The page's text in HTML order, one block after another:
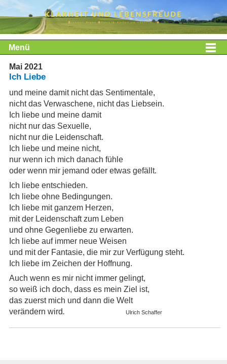
Menü
Mai 2021
Ich Liebe
und meine damit nicht das Sentimentale,
nicht das Verwaschene, nicht das Liebsein.
Ich liebe und meine damit
nicht nur das Sexuelle,
nicht nur die Leidenschaft.
Ich liebe und meine nicht,
nur wenn ich mich danach fühle
oder wenn mir jemand oder etwas gefällt.
Ich liebe entschieden.
Ich liebe ohne Bedingungen.
Ich liebe mit ganzem Herzen,
mit der Leidenschaft zum Leben
und ohne Gegenliebe zu erwarten.
Ich liebe auf immer neue Weisen
und mit der Fantasie, die mir zur Verfügung steht.
Ich liebe im Zeichen der Hoffnung.
Auch wenn es mir nicht immer gelingt,
so weiß ich doch, dass es mein Ziel ist,
das zuerst mich und dann die Welt
verändern wird. Ulrich Schaffer